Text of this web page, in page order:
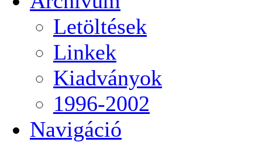
Letöltések
Linkek
Kiadványok
1996-2002
Navigáció